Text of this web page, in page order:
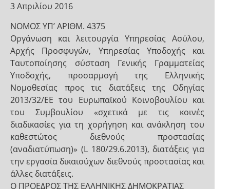
3 Απριλίου 2016
ΝΟΜΟΣ ΥΠ’ ΑΡΙΘΜ. 4375
Οργάνωση και λειτουργία Υπηρεσίας Ασύλου,
Αρχής Προσφυγών, Υπηρεσίας Υποδοχής και
Ταυτοποίησης σύσταση Γενικής Γραμματείας
Υποδοχής, προσαρμογή της Ελληνικής
Νομοθεσίας προς τις διατάξεις της Οδηγίας
2013/32/ΕΕ του Ευρωπαϊκού Κοινοβουλίου και
του Συμβουλίου «σχετικά με τις κοινές
διαδικασίες για τη χορήγηση και ανάκληση του
καθεστώτος διεθνούς προστασίας
(αναδιατύπωση)» (L 180/29.6.2013), διατάξεις για
την εργασία δικαιούχων διεθνούς προστασίας και
άλλες διατάξεις.
Ο ΠΡΟΕΔΡΟΣ ΤΗΣ ΕΛΛΗΝΙΚΗΣ ΔΗΜΟΚΡΑΤΙΑΣ